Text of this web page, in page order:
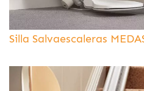
Silla Salvaescaleras